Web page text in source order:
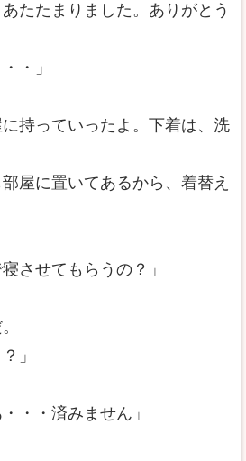
あたたまりました。ありがとう
・」
に持っていったよ。下着は、洗
屋に置いてあるから、着替え
させてもらうの？」
」
・・済みません」